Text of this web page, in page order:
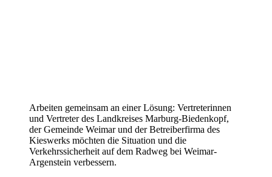
Arbeiten gemeinsam an einer Lösung: Vertreterinnen
und Vertreter des Landkreises Marburg-Biedenkopf,
der Gemeinde Weimar und der Betreiberfirma des
Kieswerks möchten die Situation und die
Verkehrssicherheit auf dem Radweg bei Weimar-
Argenstein verbessern.